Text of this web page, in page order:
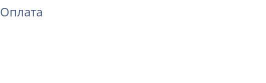
Оплата